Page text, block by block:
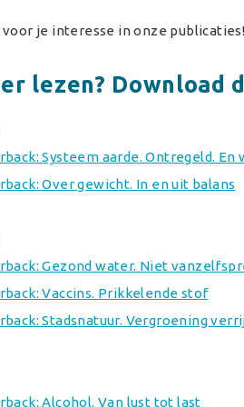
voor je interesse in onze
lezen? Download
Systeem aarde. Ontregeld. En
Over gewicht. In en uit balans
Gezond water. Niet
Vaccins. Prikkelende stof
Stadsnatuur. Vergroening
Alcohol. Van lust tot last